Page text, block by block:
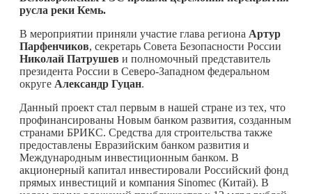
русла реки Кемь.
В мероприятии приняли участие глава региона Артур
Парфенчиков, секретарь Совета Безопасности России
Николай Патрушев и полномочный представитель
президента России в Северо-Западном федеральном
округе Александр Гуцан.
Данный проект стал первым в нашей стране из тех, что
профинансированы Новым банком развития, созданным
странами БРИКС. Средства для строительства также
предоставлены Евразийским банком развития и
Международным инвестиционным банком. В
акционерный капитал инвестировали Российский фонд
прямых инвестиций и компания Sinomec (Китай). В